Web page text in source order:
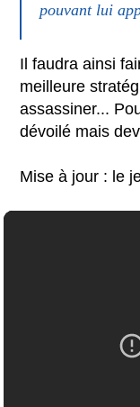
pouvant lui
Il faudra ainsi
meilleure
assassiner...
dévoilé mais
Mise à jour : le